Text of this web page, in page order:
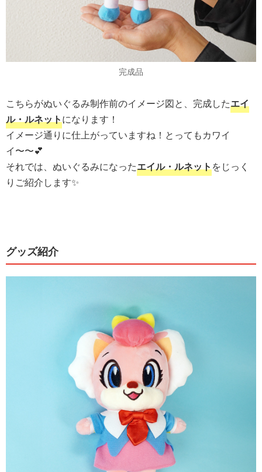
完成品
こちらがぬいぐるみ制作前のイメージ図と、完成したエイ
ル・ルネットになります！
イメージ通りに仕上がっていますね！とってもカワイ
イ〜〜💕
それでは、ぬいぐるみになったエイル・ルネットをじっく
りご紹介します✨
グッズ紹介